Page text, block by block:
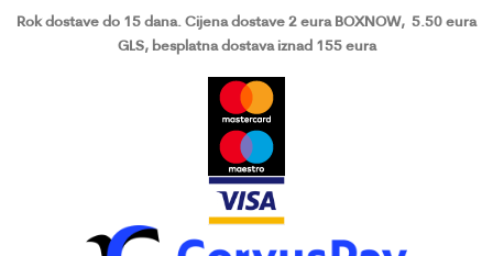
Rok dostave do 15 dana. Cijena dostave 2 eura BOXNOW, 5.50 eura
GLS, besplatna dostava iznad 155 eura